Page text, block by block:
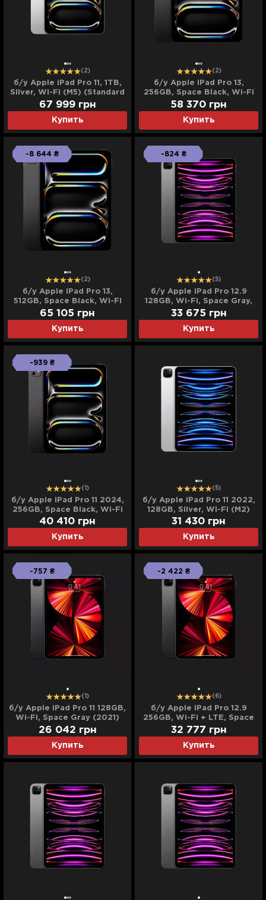
(2)
б/у Apple iPad Pro 11, 1TB,
Silver, Wi-Fi (M5) (Standard
Glass) (MDWQ4) (2025)
Купить
67 999 грн
(2)
б/у Apple iPad Pro 13,
256GB, Space Black, Wi-Fi
+ LTE (M5) (ME7W4) (2025)
Купить
58 370 грн
-8 644 ₴
(2)
б/у Apple iPad Pro 13,
512GB, Space Black, Wi-Fi
(M5) (MDYL4) (2025)
Купить
65 105 грн
-824 ₴
(5)
б/у Apple iPad Pro 12.9
128GB, Wi-Fi, Space Gray,
M2 (2022)
Купить
33 675 грн
-939 ₴
(1)
б/у Apple iPad Pro 11 2024,
256GB, Space Black, Wi-Fi
(M4) (MVV83)
Купить
40 410 грн
(5)
б/у Apple iPad Pro 11 2022,
128GB, Silver, Wi-Fi (M2)
(MNXE3)
Купить
31 430 грн
-757 ₴
(1)
б/у Apple iPad Pro 11 128GB,
Wi-Fi, Space Gray (2021)
Купить
26 042 грн
-2 422 ₴
(6)
б/у Apple iPad Pro 12.9
256GB, Wi-Fi + LTE, Space
Gray (2021)
Купить
32 777 грн